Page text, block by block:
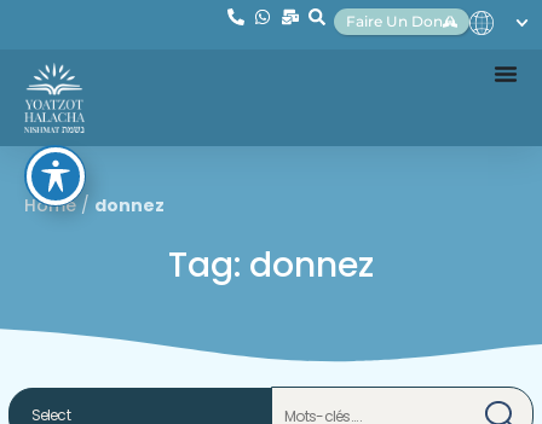
Faire Un Don
Home/ donnez
Tag: donnez